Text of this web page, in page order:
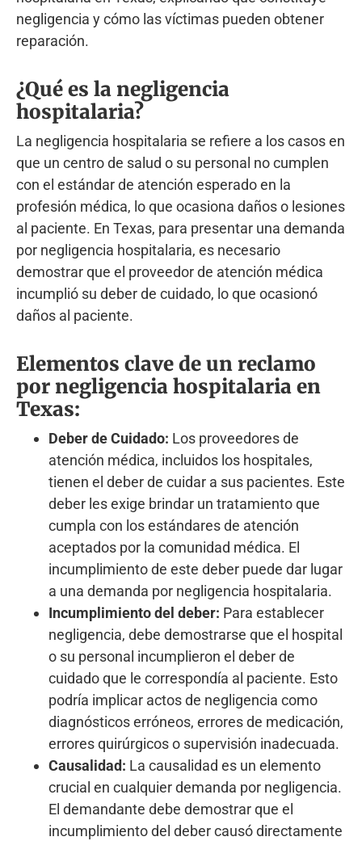
negligencia y cómo las víctimas pueden obtener
reparación.
¿Qué es la negligencia
hospitalaria?
La negligencia hospitalaria se refiere a los casos en
que un centro de salud o su personal no cumplen
con el estándar de atención esperado en la
profesión médica, lo que ocasiona daños o lesiones
al paciente. En Texas, para presentar una demanda
por negligencia hospitalaria, es necesario
demostrar que el proveedor de atención médica
incumplió su deber de cuidado, lo que ocasionó
daños al paciente.
Elementos clave de un reclamo
por negligencia hospitalaria en
Texas:
Deber de Cuidado: Los proveedores de
atención médica, incluidos los hospitales,
tienen el deber de cuidar a sus pacientes. Este
deber les exige brindar un tratamiento que
cumpla con los estándares de atención
aceptados por la comunidad médica. El
incumplimiento de este deber puede dar lugar
a una demanda por negligencia hospitalaria.
Incumplimiento del deber: Para establecer
negligencia, debe demostrarse que el hospital
o su personal incumplieron el deber de
cuidado que le correspondía al paciente. Esto
podría implicar actos de negligencia como
diagnósticos erróneos, errores de medicación,
errores quirúrgicos o supervisión inadecuada.
Causalidad: La causalidad es un elemento
crucial en cualquier demanda por negligencia.
El demandante debe demostrar que el
incumplimiento del deber causó directamente